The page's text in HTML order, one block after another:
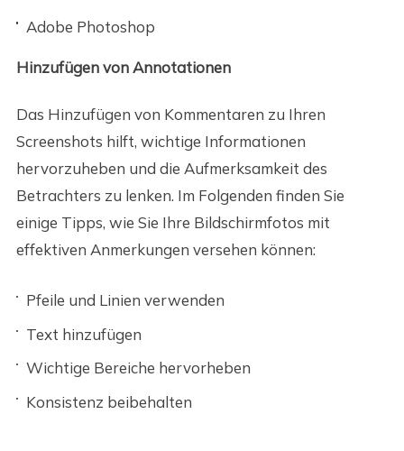
Adobe Photoshop
Hinzufügen von Annotationen
Das Hinzufügen von Kommentaren zu Ihren
Screenshots hilft, wichtige Informationen
hervorzuheben und die Aufmerksamkeit des
Betrachters zu lenken. Im Folgenden finden Sie
einige Tipps, wie Sie Ihre Bildschirmfotos mit
effektiven Anmerkungen versehen können:
Pfeile und Linien verwenden
Text hinzufügen
Wichtige Bereiche hervorheben
Konsistenz beibehalten